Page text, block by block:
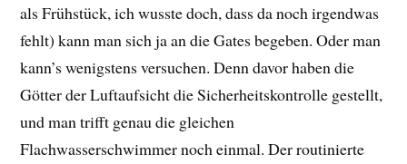
als Frühstück, ich wusste doch, dass da noch irgendwas
fehlt) kann man sich ja an die Gates begeben. Oder man
kann’s wenigstens versuchen. Denn davor haben die
Götter der Luftaufsicht die Sicherheitskontrolle gestellt,
und man trifft genau die gleichen
Flachwasserschwimmer noch einmal. Der routinierte